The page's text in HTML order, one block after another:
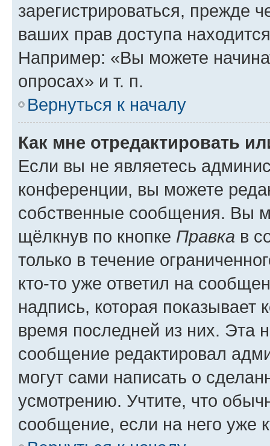
зарегистрироваться, прежде
ваших прав доступа
Например: «Вы можете
опросах» и т. п.
Вернуться к началу
Как мне отредактировать
Если вы не являетесь
конференции, вы можете
собственные сообщения. Вы
щёлкнув по кнопке Правка в
только в течение
кто-то уже ответил на
надпись, которая показывает
время последней из них. Эта
сообщение редактировал
могут сами написать о
усмотрению. Учтите, что
сообщение, если на него уже